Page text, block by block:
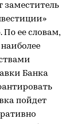
заместитель
ее словам,
Банка
пойдет